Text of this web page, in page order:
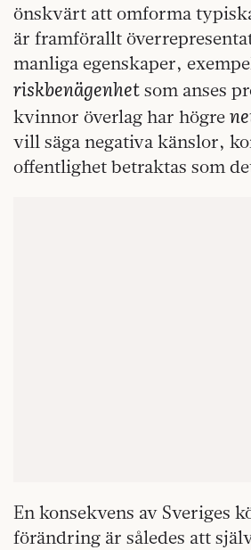
önskvärt att omforma
är framförallt
manliga egenskaper,
riskbenägenhet som anses
kvinnor överlag har högre
vill säga negativa känslor,
offentlighet betraktas som
En konsekvens av Sveriges
förändring är således att